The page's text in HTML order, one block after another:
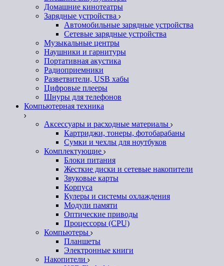
Домашние кинотеатры
Зарядные устройства
Автомобильные зарядные устройства
Сетевые зарядные устройства
Музыкальные центры
Наушники и гарнитуры
Портативная акустика
Радиоприемники
Разветвители, USB хабы
Цифровые плееры
Шнуры для телефонов
Компьютерная техника
Аксессуары и расходные материалы
Картриджи, тонеры, фотобарабаны
Сумки и чехлы для ноутбуков
Комплектующие
Блоки питания
Жесткие диски и сетевые накопители
Звуковые карты
Корпуса
Кулеры и системы охлаждения
Модули памяти
Оптические приводы
Процессоры (CPU)
Компьютеры
Планшеты
Электронные книги
Накопители